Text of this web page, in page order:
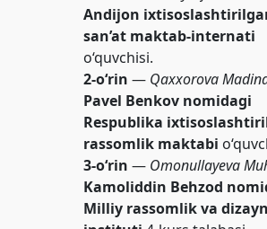
Andijon
san’at maktab-internati
o‘quvchisi.
2-o‘rin — Qaxxorova
Pavel Benkov nomidagi
Respublika
rassomlik maktabi
3-o‘rin — Omonullayeva
Kamoliddin Behzod
Milliy rassomlik va dizayn